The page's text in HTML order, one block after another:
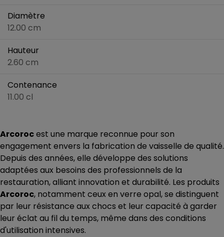
Diamètre
12.00 cm
Hauteur
2.60 cm
Contenance
11.00 cl
Arcorocest une marque reconnue pour son
engagement envers la fabrication de vaisselle de qualité.
Depuis des années, elle développe des solutions
adaptées aux besoins des professionnels de la
restauration, alliant innovation et durabilité. Les produits
Arcoroc, notamment ceux en verre opal, se distinguent
par leur résistance aux chocs et leur capacité à garder
leur éclat au fil du temps, même dans des conditions
d'utilisation intensives.